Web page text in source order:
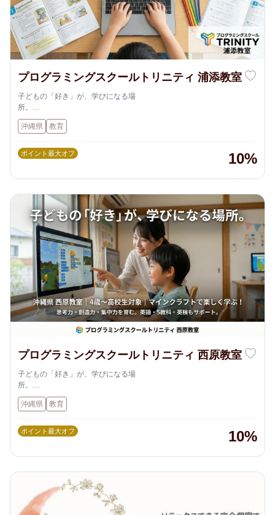
プログラミングスクールトリニティ 浦添教室
子どもの「好き」が、学びになる場
所。
沖縄県内に展開する【プログラミングスクールTRINITY】は、ただプロ
グラミングを教えるだけではありません。
「創造力」「集中力」を育む学びの場です。
沖縄県 教育
ポイント最大オフ 10%
プログラミングスクールトリニティ 西原教室
子どもの「好き」が、学びになる場
所。
沖縄県内に展開する【プログラミングスクールTRINITY】は、ただプロ
グラミングを教えるだけではありません。
「創造力」「集中力」を育む学びの場です。
沖縄県 教育
ポイント最大オフ 10%